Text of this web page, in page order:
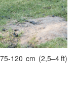
120 cm (2,5–4 ft)